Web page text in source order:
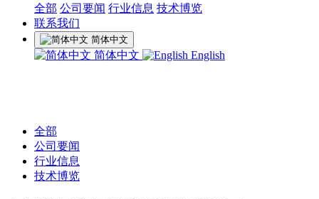
全部 公司要闻 行业信息 技术博览
联系我们
简体中文
简体中文 English
全部
公司要闻
行业信息
技术博览